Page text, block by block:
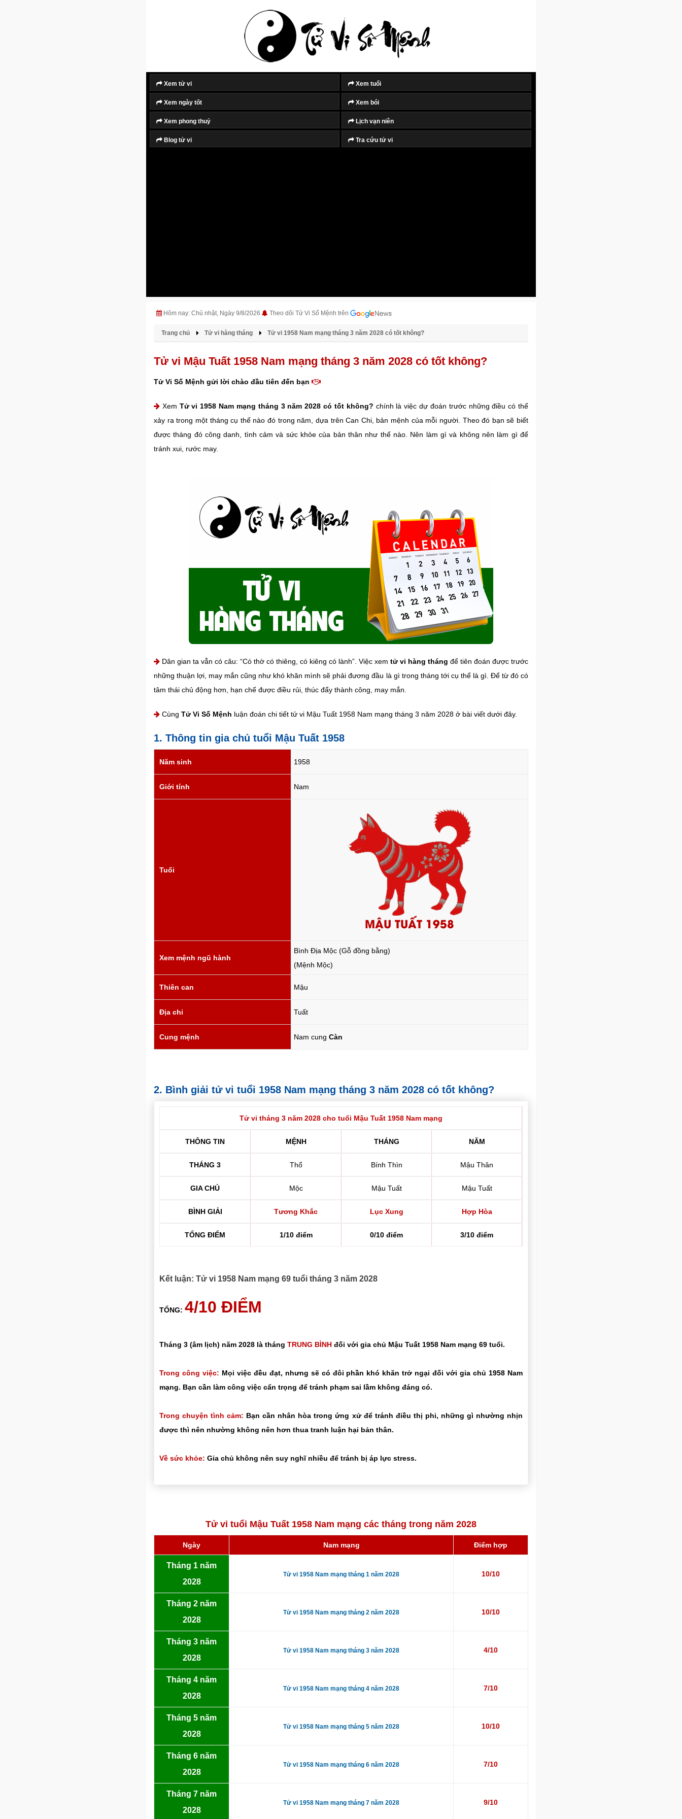
Xem tử vi Xem tuổi
Xem ngày tốt Xem bói
Xem phong thuỷ Lịch vạn niên
Blog tử vi Tra cứu tử vi
Hôm nay: Chủ nhật, Ngày 9/8/2026 Theo dõi Tử Vi Số Mệnh trên
Trang chủ Tử vi hàng tháng Tử vi 1958 Nam mạng tháng 3 năm 2028 có tốt không?
Tử vi Mậu Tuất 1958 Nam mạng tháng 3 năm 2028 có tốt không?
Tử Vi Số Mệnh gửi lời chào đầu tiên đến bạn
Xem Tử vi 1958 Nam mạng tháng 3 năm 2028 có tốt không? chính là việc dự đoán trước những điều có thể
xảy ra trong một tháng cụ thể nào đó trong năm, dựa trên Can Chi, bản mệnh của mỗi người. Theo đó bạn sẽ biết
được tháng đó công danh, tình cảm và sức khỏe của bản thân như thế nào. Nên làm gì và không nên làm gì để
tránh xui, rước may.
Dân gian ta vẫn có câu: “Có thờ có thiêng, có kiêng có lành”. Việc xem tử vi hàng tháng để tiên đoán được trước
những thuận lợi, may mắn cũng như khó khăn mình sẽ phải đương đầu là gì trong tháng tới cụ thể là gì. Để từ đó có
tâm thái chủ động hơn, hạn chế được điều rủi, thúc đẩy thành công, may mắn.
Cùng Tử Vi Số Mệnh luận đoán chi tiết tử vi Mậu Tuất 1958 Nam mạng tháng 3 năm 2028 ở bài viết dưới đây.
1. Thông tin gia chủ tuổi Mậu Tuất 1958
Năm sinh 1958
Giới tính Nam
Tuổi
MẬU TUẤT 1958
Xem mệnh ngũ hành
Bình Địa Mộc (Gỗ đồng bằng)
(Mệnh Mộc)
Thiên can Mậu
Địa chi Tuất
Cung mệnh Nam cung Càn
2. Bình giải tử vi tuổi 1958 Nam mạng tháng 3 năm 2028 có tốt không?
Tử vi tháng 3 năm 2028 cho tuổi Mậu Tuất 1958 Nam mạng
THÔNG TIN MỆNH THÁNG NĂM
THÁNG 3 Thổ Bính Thìn Mậu Thân
GIA CHỦ Mộc Mậu Tuất Mậu Tuất
BÌNH GIẢI Tương Khắc Lục Xung Hợp Hòa
TỔNG ĐIỂM 1/10 điểm 0/10 điểm 3/10 điểm
Kết luận: Tử vi 1958 Nam mạng 69 tuổi tháng 3 năm 2028
TỔNG: 4/10 ĐIỂM
Tháng 3 (âm lịch) năm 2028 là tháng TRUNG BÌNH đối với gia chủ Mậu Tuất 1958 Nam mạng 69 tuổi.
Trong công việc: Mọi việc đều đạt, nhưng sẽ có đôi phần khó khăn trở ngại đối với gia chủ 1958 Nam
mạng. Bạn cần làm công việc cẩn trọng để tránh phạm sai lầm không đáng có.
Trong chuyện tình cảm: Bạn cần nhân hòa trong ứng xử để tránh điều thị phi, những gì nhường nhịn
được thì nên nhường không nên hơn thua tranh luận hại bản thân.
Về sức khỏe: Gia chủ không nên suy nghĩ nhiều để tránh bị áp lực stress.
Tử vi tuổi Mậu Tuất 1958 Nam mạng các tháng trong năm 2028
Ngày Nam mạng Điểm hợp
Tháng 1 năm
2028
Tử vi 1958 Nam mạng tháng 1 năm 2028 10/10
Tháng 2 năm
2028
Tử vi 1958 Nam mạng tháng 2 năm 2028 10/10
Tháng 3 năm
2028
Tử vi 1958 Nam mạng tháng 3 năm 2028 4/10
Tháng 4 năm
2028
Tử vi 1958 Nam mạng tháng 4 năm 2028 7/10
Tháng 5 năm
2028
Tử vi 1958 Nam mạng tháng 5 năm 2028 10/10
Tháng 6 năm
2028
Tử vi 1958 Nam mạng tháng 6 năm 2028 7/10
Tháng 7 năm
2028
Tử vi 1958 Nam mạng tháng 7 năm 2028 9/10